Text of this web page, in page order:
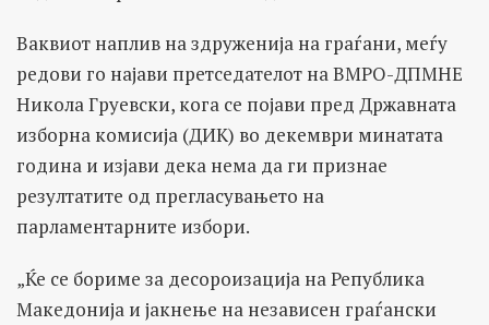
Ваквиот наплив на здруженија на граѓани, меѓу
редови го најави претседателот на ВМРО-ДПМНЕ
Никола Груевски, кога се појави пред Државната
изборна комисија (ДИК) во декември минатата
година и изјави дека нема да ги признае
резултатите од прегласувањето на
парламентарните избори.
„Ќе се бориме за десороизација на Република
Македонија и јакнење на независен граѓански